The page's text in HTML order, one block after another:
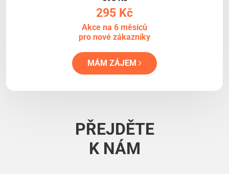
295 Kč
Akce na 6 měsíců
pro nové zákazníky
MÁM ZÁJEM
PŘEJDĚTE
K NÁM